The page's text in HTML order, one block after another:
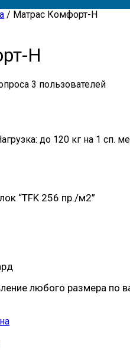
/ Матрас Комфорт-Н
Н
3 пользователей
“TFK 256 пр./м2”
любого размера по